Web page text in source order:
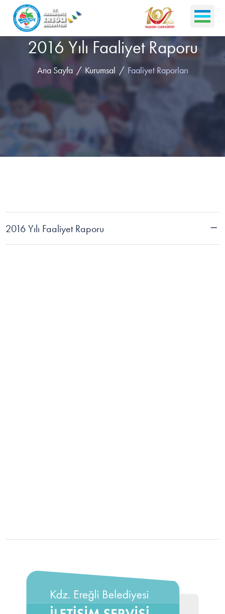
2016 Yılı Faaliyet Raporu
Ana Sayfa Kurumsal Faaliyet Raporları
2016 Yılı Faaliyet Raporu